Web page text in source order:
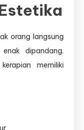
orang langsung
dipandang.
memiliki